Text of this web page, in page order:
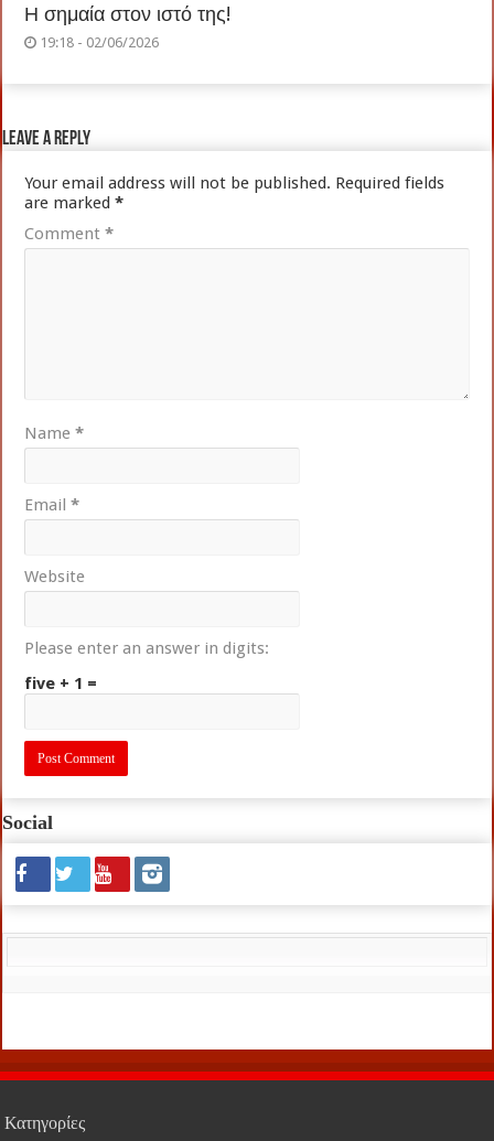
Η σημαία στον ιστό της!
19:18 - 02/06/2026
Leave a Reply
Your email address will not be published. Required fields
are marked*
Comment*
Name*
Email*
Website
Please enter an answer in digits:
five + 1 =
Social
Κατηγορίες